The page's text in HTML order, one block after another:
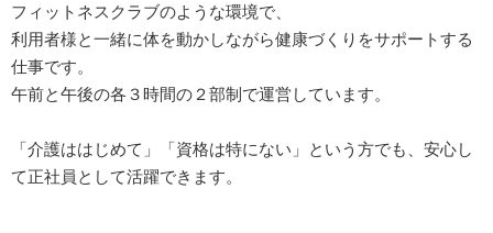
フィットネスクラブのような環境で、
利用者様と一緒に体を動かしながら健康づくりをサポートする
仕事です。
午前と午後の各３時間の２部制で運営しています。
「介護ははじめて」「資格は特にない」という方でも、安心し
て正社員として活躍できます。